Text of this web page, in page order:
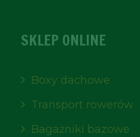
SKLEP ONLINE
Boxy dachowe
Transport rowerów
Bagażniki bazowe